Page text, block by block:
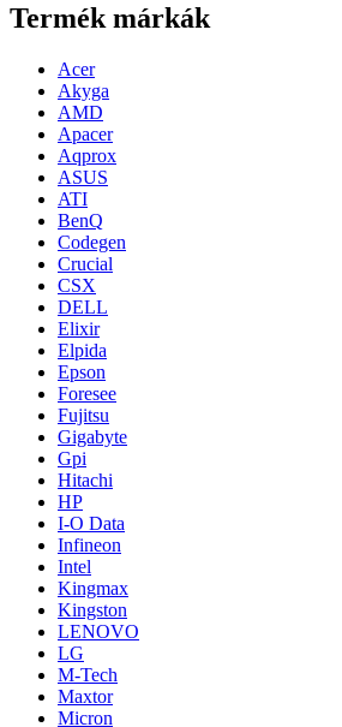
Termék márkák
Acer
Akyga
AMD
Apacer
Aqprox
ASUS
ATI
BenQ
Codegen
Crucial
CSX
DELL
Elixir
Elpida
Epson
Foresee
Fujitsu
Gigabyte
Gpi
Hitachi
HP
I-O Data
Infineon
Intel
Kingmax
Kingston
LENOVO
LG
M-Tech
Maxtor
Micron